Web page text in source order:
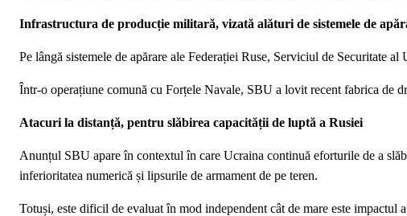
Infrastructura de producție militară, vizată alături de sistemele de
Pe lângă sistemele de apărare ale Federației Ruse, Serviciul de Securitate
Într-o operațiune comună cu Forțele Navale, SBU a lovit recent fabrica de
Atacuri la distanță, pentru slăbirea capacității de luptă a Rusiei
Anunțul SBU apare în contextul în care Ucraina continuă eforturile de a
inferioritatea numerică și lipsurile de armament de pe teren.
Totuși, este dificil de evaluat în mod independent cât de mare este